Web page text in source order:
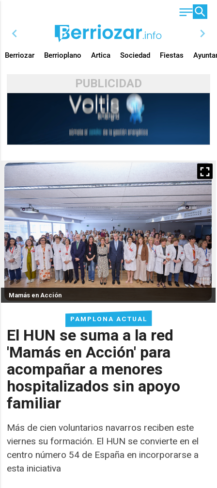
chevron_left chevron_right
Berriozar Berrioplano Artica Sociedad Fiestas
PUBLICIDAD
PAMPLONA ACTUAL
El HUN se suma a la red
'Mamás en Acción' para
acompañar a menores
hospitalizados sin apoyo
familiar
Más de cien voluntarios navarros reciben este
viernes su formación. El HUN se convierte en el
centro número 54 de España en incorporarse a
esta iniciativa
Mamás en Acción